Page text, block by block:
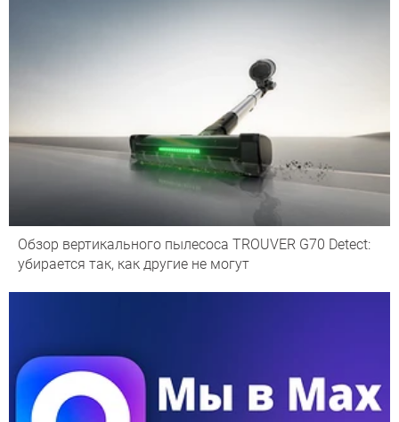
Обзор вертикального пылесоса TROUVER G70 Detect:
убирается так, как другие не могут